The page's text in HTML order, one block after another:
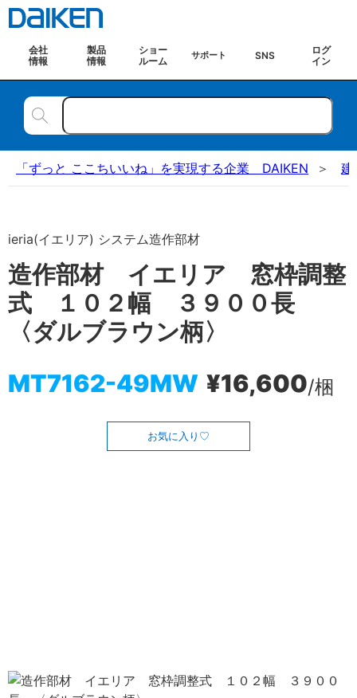
会社
情報
製品
情報
ショー
ルーム
サポート SNS
ログ
イン
「ずっと ここちいいね」を実現する企業 DAIKEN 建
ieria(イエリア) システム造作部材
造作部材 イエリア 窓枠調整
式 １０２幅 ３９００長
〈ダルブラウン柄〉
MT7162-49MW ¥16,600/梱
お気に入り